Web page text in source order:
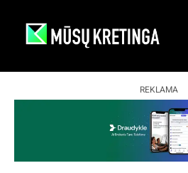
REKLAMA